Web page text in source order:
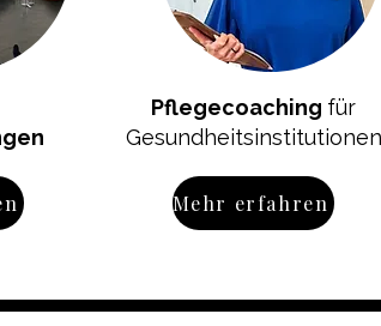
Pflegecoaching für
Gesundheitsinstitutionen
Mehr erfahren